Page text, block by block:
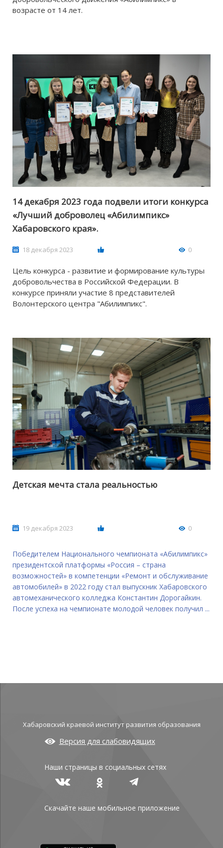
возрасте от 14 лет.
14 декабря 2023 года подвели итоги конкурса
«Лучший доброволец «Абилимпикс»
Хабаровского края».
18 декабря 2023 0
Цель конкурса - развитие и формирование культуры
добровольчества в Российской Федерации. В
конкурсе приняли участие 8 представителей
Волонтерского центра "Абилимпикс".
Детская мечта стала реальностью
19 декабря 2023 0
Победителем Национального чемпионата «Абилимпикс»
президентской платформы «Россия – страна
возможностей» в компетенции «Ремонт и обслуживание
автомобилей» в 2022 году стал выпускник Хабаровского
автомеханического колледжа Константин Дорогайкин.
После успеха на чемпионате молодой человек получил ...
Хабаровский краевой институт развития образования
Версия для слабовидящих
Наши страницы в социальных сетях
Скачайте наше мобильное приложение